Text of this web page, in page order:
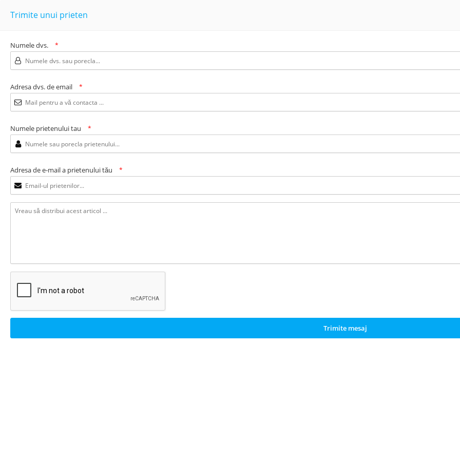
Trimite unui prieten
Numele dvs. *
Adresa dvs. de email *
Numele prietenului tau *
Adresa de e-mail a prietenului tău *
Trimite mesaj